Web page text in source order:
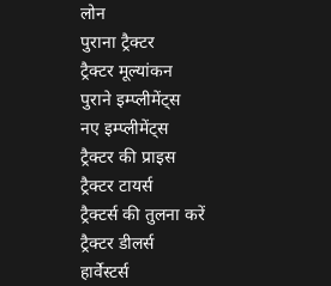
लोन
पुराना ट्रैक्टर
ट्रैक्टर मूल्यांकन
पुराने इम्प्लीमेंट्स
नए इम्प्लीमेंट्स
ट्रैक्टर की प्राइस
ट्रैक्टर टायर्स
ट्रैक्टर्स की तुलना करें
ट्रैक्टर डीलर्स
हार्वेस्टर्स